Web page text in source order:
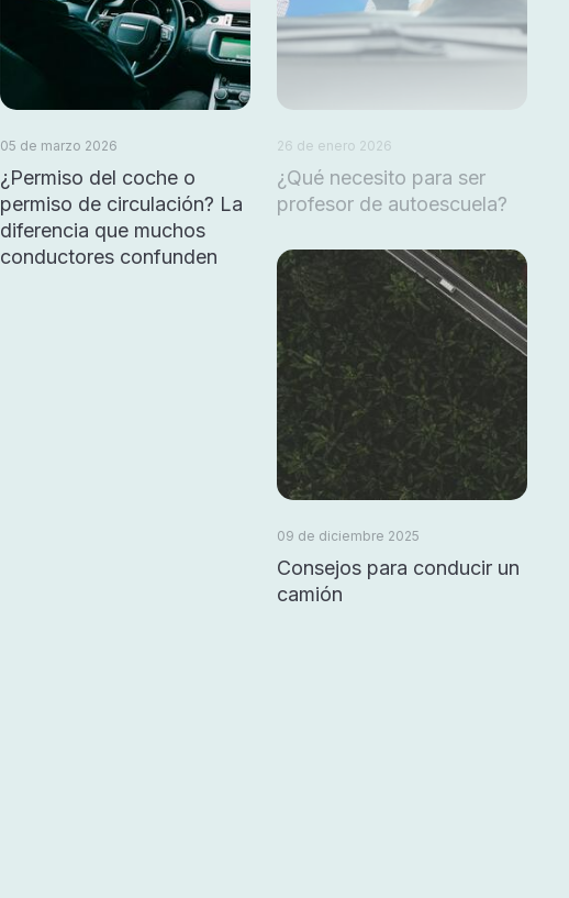
05 de marzo 2026
¿Permiso del coche o
permiso de circulación? La
diferencia que muchos
conductores confunden
26 de enero 2026
¿Qué necesito para ser
profesor de autoescuela?
09 de diciembre 2025
Consejos para conducir un
camión